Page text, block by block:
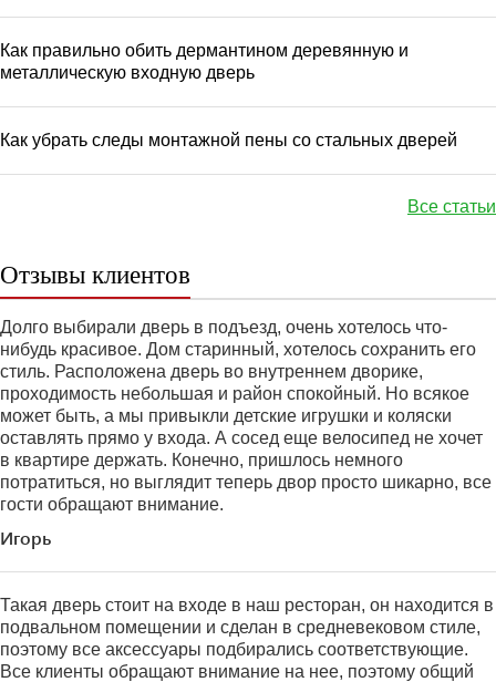
Как правильно обить дермантином деревянную и
металлическую входную дверь
Как убрать следы монтажной пены со стальных дверей
Все статьи
Отзывы клиентов
Долго выбирали дверь в подъезд, очень хотелось что-
нибудь красивое. Дом старинный, хотелось сохранить его
стиль. Расположена дверь во внутреннем дворике,
проходимость небольшая и район спокойный. Но всякое
может быть, а мы привыкли детские игрушки и коляски
оставлять прямо у входа. А сосед еще велосипед не хочет
в квартире держать. Конечно, пришлось немного
потратиться, но выглядит теперь двор просто шикарно, все
гости обращают внимание.
Игорь
Такая дверь стоит на входе в наш ресторан, он находится в
подвальном помещении и сделан в средневековом стиле,
поэтому все аксессуары подбирались соответствующие.
Все клиенты обращают внимание на нее, поэтому общий